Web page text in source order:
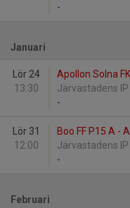
-
Januari
Lör 24
13:30
Apollon Solna
Järvastadens IP
-
Lör 31
12:00
Boo FF P15 A -
Järvastadens IP
-
Februari